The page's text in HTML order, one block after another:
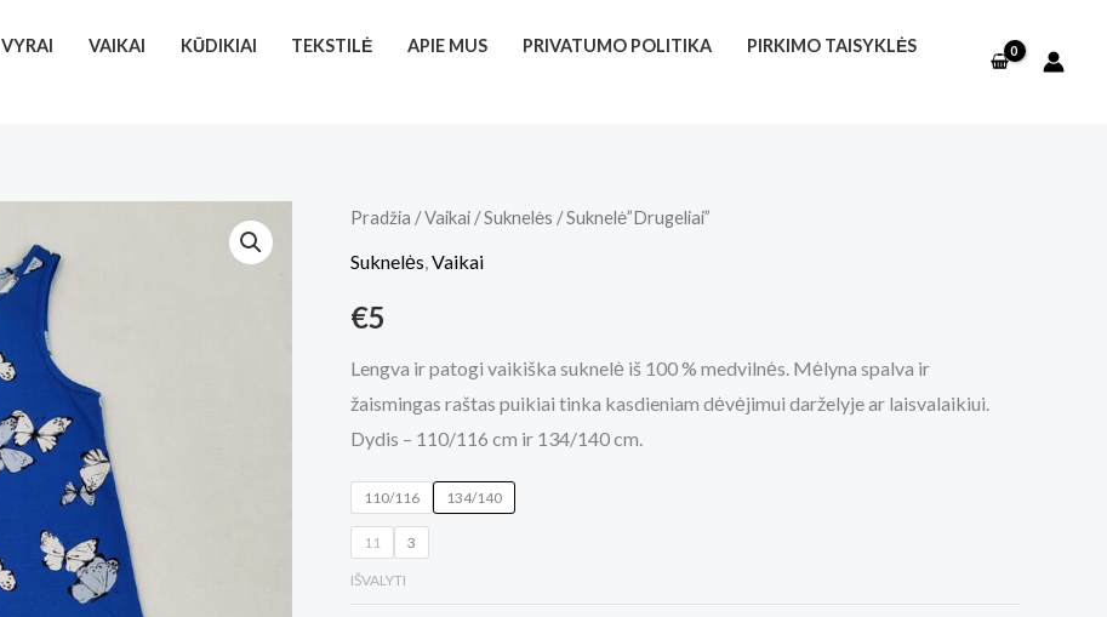
VYRAI VAIKAI KŪDIKIAI TEKSTILĖ APIE MUS PRIVATUMO POLITIKA
PIRKIMO TAISYKLĖS
Pradžia /Vaikai /Suknelės / Suknelė”Drugeliai”
Suknelės Vaikai
€5
Lengva ir patogi vaikiška suknelė iš 100 % medvilnės. Mėlyna spalva ir
žaismingas raštas puikiai tinka kasdieniam dėvėjimui darželyje ar laisvalaikiui.
Dydis – 110/116 cm ir 134/140 cm.
110/116 134/140
11 3
IŠVALYTI
produkto
kiekis: